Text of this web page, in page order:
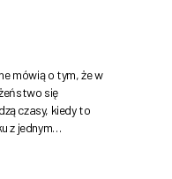
mówią o tym, że w
się
czasy, kiedy to
z jednym…